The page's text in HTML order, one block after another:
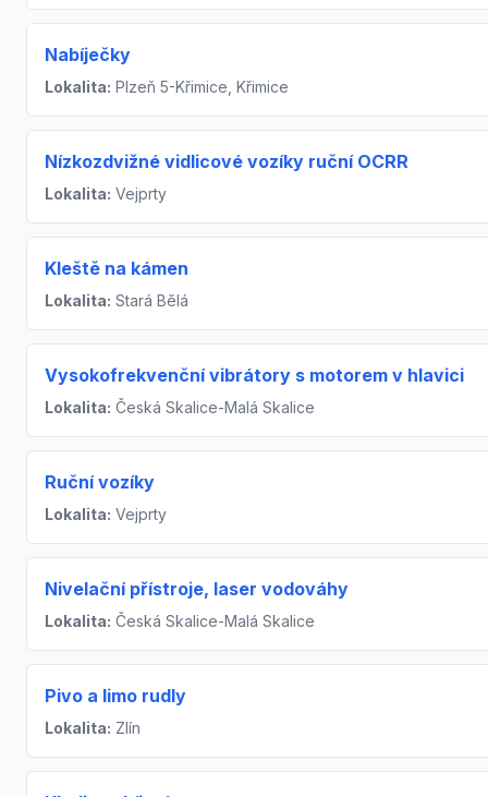
Nabíječky
Lokalita: Plzeň 5-Křimice, Křimice
Nízkozdvižné vidlicové vozíky ruční OCRR
Lokalita: Vejprty
Kleště na kámen
Lokalita: Stará Bělá
Vysokofrekvenční vibrátory s motorem v hlavici
Lokalita: Česká Skalice-Malá Skalice
Ruční vozíky
Lokalita: Vejprty
Nivelační přístroje, laser vodováhy
Lokalita: Česká Skalice-Malá Skalice
Pivo a limo rudly
Lokalita: Zlín